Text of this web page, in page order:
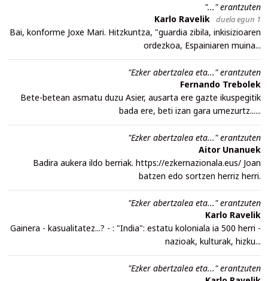
"..." erantzuten
Karlo Ravelik duela egun 1
Bai, konforme Joxe Mari. Hitzkuntza, "guardia zibila, inkisizioaren
ordezkoa, Espainiaren muina...
"Ezker abertzalea eta..." erantzuten
Fernando Trebolek
Bete-betean asmatu duzu Asier, ausarta ere gazte ikuspegitik
bada ere, beti izan gara umezurtz......
"Ezker abertzalea eta..." erantzuten
Aitor Unanuek
Badira aukera ildo berriak. https://ezkernazionala.eus/ Joan
batzen edo sortzen herriz herri.
"Ezker abertzalea eta..." erantzuten
Karlo Ravelik
Gainera - kasualitatez...? - : "India": estatu koloniala ia 500 herri -
nazioak, kulturak, hizku...
"Ezker abertzalea eta..." erantzuten